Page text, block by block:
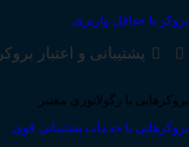
بروکر با حداقل واریزی
پشتیبانی و اعتبار بروکر
بروکرهایی با رگولاتوری معتبر
بروکرهایی با خدمات پشتیبانی قوی